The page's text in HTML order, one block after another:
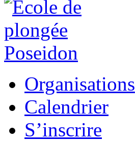
Organisations
Calendrier
S’inscrire